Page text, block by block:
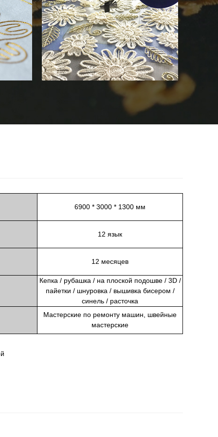
6900 * 3000 * 1300 мм
12 язык
12 месяцев
Кепка / рубашка / на плоской подошве / 3D /
пайетки / шнуровка / вышивка бисером /
синель / расточка
Мастерские по ремонту машин, швейные
мастерские